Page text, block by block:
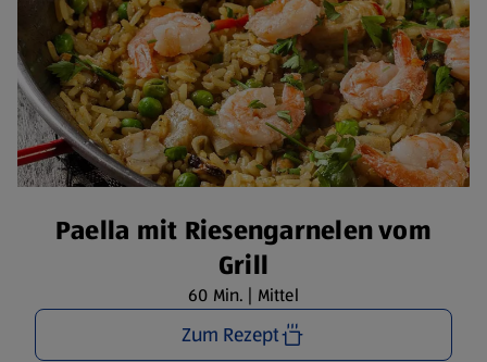
Paella mit Riesengarnelen vom
Grill
60 Min. | Mittel
Zum Rezept